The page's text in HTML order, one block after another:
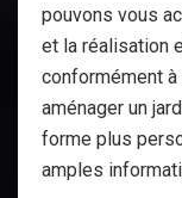
pouvons vous
et la réalisation
conformément
aménager un
forme plus
amples